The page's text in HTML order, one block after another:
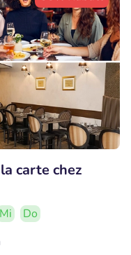
carte chez
Mi
Do